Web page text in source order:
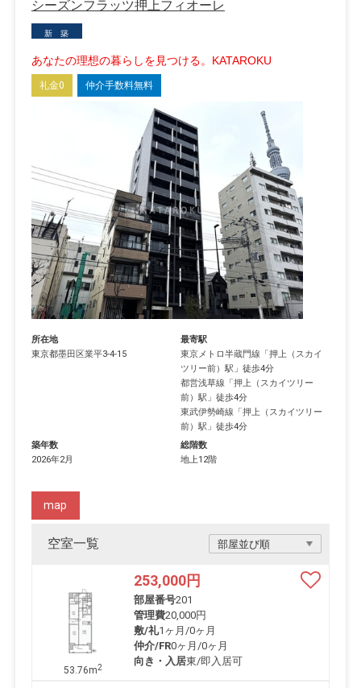
シーズンフラッツ押上フィオーレ
新 築
あなたの理想の暮らしを見つける。KATAROKU
礼金0 仲介手数料無料
所在地
東京都墨田区業平3-4-15
最寄駅
東京メトロ半蔵門線 「押上（スカイ
ツリー前）駅 」徒歩4分
都営浅草線 「押上（スカイツリー
前）駅 」徒歩4分
東武伊勢崎線 「押上（スカイツリー
前）駅 」徒歩4分
築年数
2026年2月
総階数
地上12階
空室一覧
map
53.76m2
253,000円
部屋番号201
管理費20,000円
敷/礼1ヶ月 /0ヶ月
仲介/FR0ヶ月 /0ヶ月
向き・入居東/即入居可